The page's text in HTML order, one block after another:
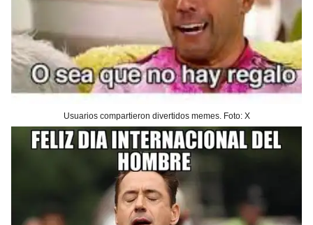
Usuarios compartieron divertidos memes. Foto: X